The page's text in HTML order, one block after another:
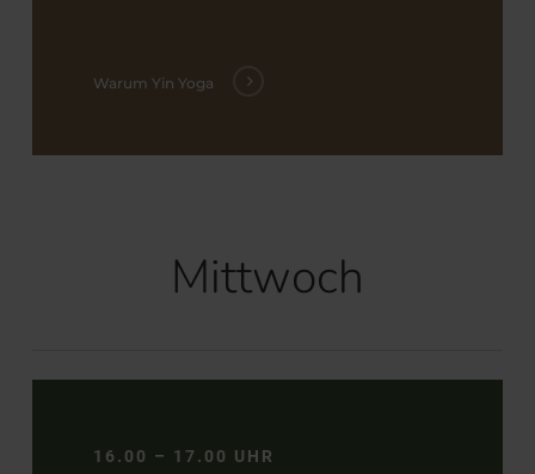
Warum Yin Yoga
Mittwoch
16.00 – 17.00 UHR